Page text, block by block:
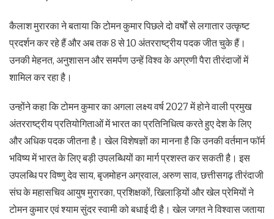
कैलाश मुरारका ने बताया कि टोमन कुमार पिछले दो वर्षों से लगातार उत्कृष्ट
प्रदर्शन कर रहे हैं और अब तक 8 से 10 अंतरराष्ट्रीय पदक जीत चुके हैं।
उनकी मेहनत, अनुशासन और समर्पण उन्हें विश्व के अग्रणी पैरा तीरंदाजों में
शामिल कर रहा है।
उन्होंने कहा कि टोमन कुमार का अगला लक्ष्य वर्ष 2027 में होने वाली प्रमुख
अंतरराष्ट्रीय प्रतियोगिताओं में भारत का प्रतिनिधित्व करते हुए देश के लिए
और अधिक पदक जीतना है। खेल विशेषज्ञों का मानना है कि उनकी वर्तमान फॉर्म
भविष्य में भारत के लिए बड़ी उपलब्धियों का मार्ग प्रशस्त कर सकती है। इस
उपलब्धि पर विष्णु देव साय, बृजमोहन अग्रवाल, अरुण साव, छत्तीसगढ़ तीरंदाजी
संघ के महासचिव आयुष मुरारका, प्रशिक्षकों, खिलाड़ियों और खेल प्रेमियों ने
टोमन कुमार एवं श्याम सुंदर स्वामी को बधाई दी है। खेल जगत ने विश्वास जताया